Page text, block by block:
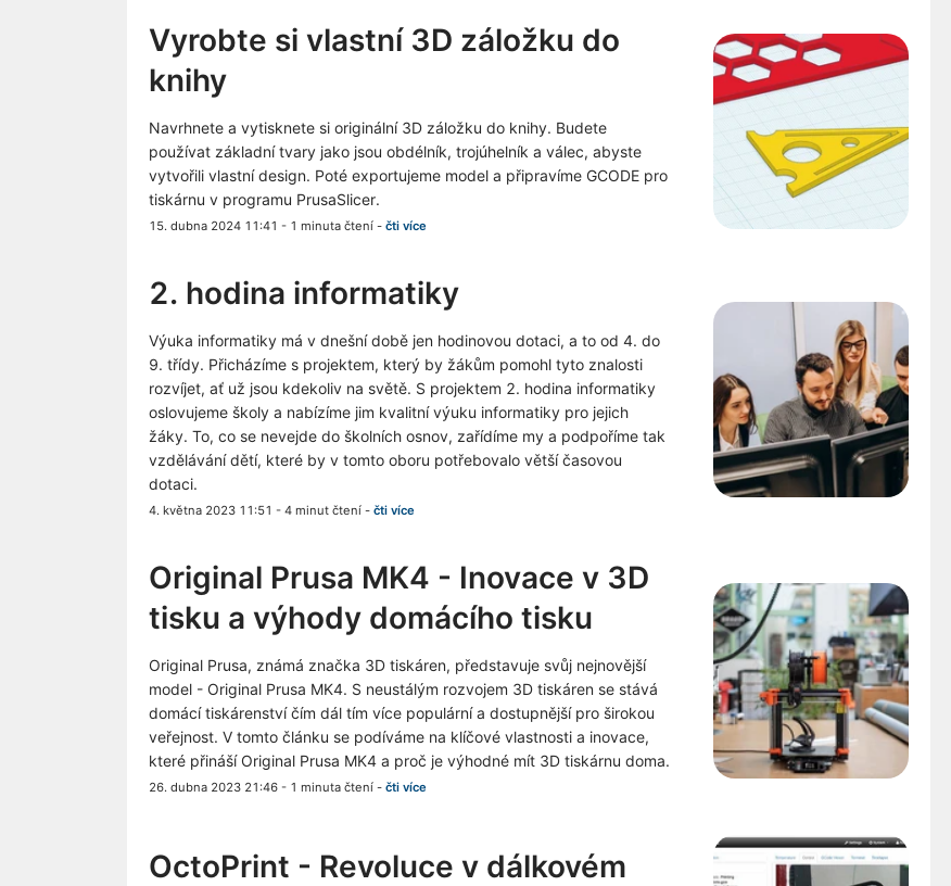
Vyrobte si vlastní 3D záložku do
knihy
Navrhnete a vytisknete si originální 3D záložku do knihy. Budete
používat základní tvary jako jsou obdélník, trojúhelník a válec, abyste
vytvořili vlastní design. Poté exportujeme model a připravíme GCODE pro
tiskárnu v programu PrusaSlicer.
15. dubna 2024 11:41 - 1 minuta čtení - čti více
2. hodina informatiky
Výuka informatiky má v dnešní době jen hodinovou dotaci, a to od 4. do
9. třídy. Přicházíme s projektem, který by žákům pomohl tyto znalosti
rozvíjet, ať už jsou kdekoliv na světě. S projektem 2. hodina informatiky
oslovujeme školy a nabízíme jim kvalitní výuku informatiky pro jejich
žáky. To, co se nevejde do školních osnov, zařídíme my a podpoříme tak
vzdělávání dětí, které by v tomto oboru potřebovalo větší časovou
dotaci.
4. května 2023 11:51 - 4 minut čtení - čti více
Original Prusa MK4 - Inovace v 3D
tisku a výhody domácího tisku
Original Prusa, známá značka 3D tiskáren, představuje svůj nejnovější
model - Original Prusa MK4. S neustálým rozvojem 3D tiskáren se stává
domácí tiskárenství čím dál tím více populární a dostupnější pro širokou
veřejnost. V tomto článku se podíváme na klíčové vlastnosti a inovace,
které přináší Original Prusa MK4 a proč je výhodné mít 3D tiskárnu doma.
26. dubna 2023 21:46 - 1 minuta čtení - čti více
OctoPrint - Revoluce v dálkovém